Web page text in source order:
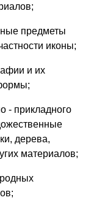
предметы
иконы;
и их
- прикладного
дерева,
материалов;